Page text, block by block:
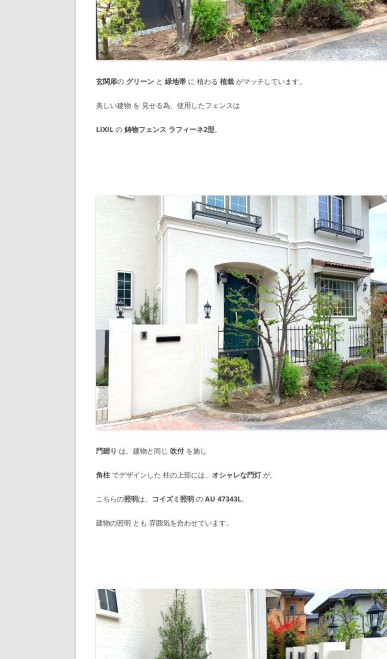
玄関扉の グリーン と 緑地帯 に 植わる 植栽 がマッチしています。
美しい建物 を 見せる為、使用したフェンスは
LIXIL の 鋳物フェンス ラフィーネ2型。
門廻り は、建物と同じ 吹付 を施し
角柱 でデザインした 柱の上部には、 オシャレな門灯が。
こちらの照明は、 コイズミ照明 の AU 47343L。
建物の照明 とも 雰囲気を合わせています。